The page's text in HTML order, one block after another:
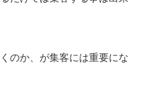
のか、が集客には重要にな